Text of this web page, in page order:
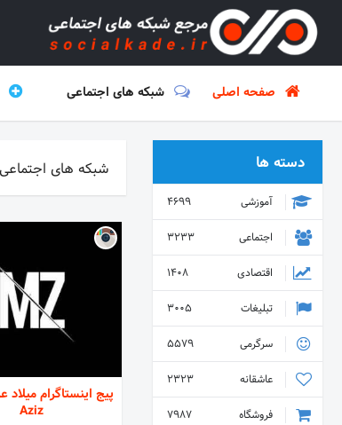
صفحه اصلی شبکه های اجتماعی
شبکه های اجتماعی
Aziz
دسته ها
آموزشی
4699
اجتماعی
3233
اقتصادی
1408
تبلیغات
3005
سرگرمی
5579
عاشقانه
2323
فروشگاه
7987